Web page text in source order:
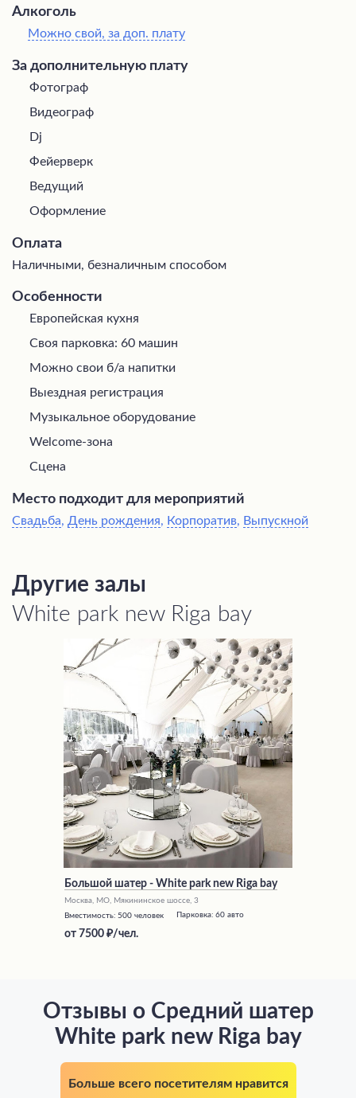
Алкоголь
Можно свой, за доп. плату
За дополнительную плату
Фотограф
Видеограф
Dj
Фейерверк
Ведущий
Оформление
Оплата
Наличными, безналичным способом
Особенности
Европейская кухня
Своя парковка: 60 машин
Можно свои б/а напитки
Выездная регистрация
Музыкальное оборудование
Welcome-зона
Сцена
Место подходит для мероприятий
Свадьба, День рождения, Корпоратив, Выпускной
Другие залы
White park new Riga bay
Большой шатер - White park new Riga bay
Москва, МО, Мякининское шоссе, 3
Вместимость: 500 человек Парковка: 60 авто
от 7500 /чел.
Отзывы о Средний шатер
White park new Riga bay
Больше всего посетителям нравится